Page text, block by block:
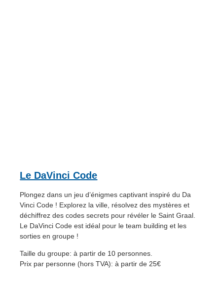
Le DaVinci Code
Plongez dans un jeu d’énigmes captivant inspiré du Da
Vinci Code ! Explorez la ville, résolvez des mystères et
déchiffrez des codes secrets pour révéler le Saint Graal.
Le DaVinci Code est idéal pour le team building et les
sorties en groupe !
Taille du groupe: à partir de 10 personnes.
Prix par personne (hors TVA): à partir de 25€